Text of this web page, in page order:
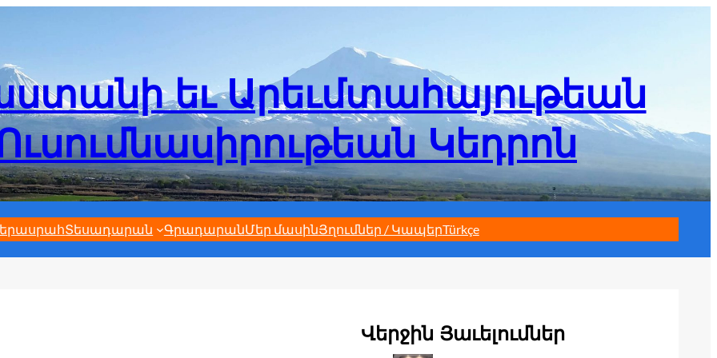
եւ Արեւմտահայութեան
Կեդրոն
Տեսադարան ԳրադարանՄեր մասինՅղումներ / ԿապերTürkçe
Վերջին Յաւելումներ